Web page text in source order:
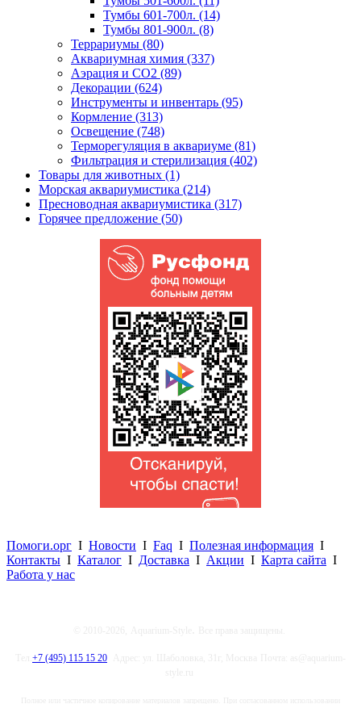
Тумбы 601-700л. (14)
Тумбы 801-900л. (8)
Террариумы (80)
Аквариумная химия (337)
Аэрация и CO2 (89)
Декорации (624)
Инструменты и инвентарь (95)
Кормление (313)
Освещение (748)
Терморегуляция в аквариуме (81)
Фильтрация и стерилизация (402)
Товары для животных (1)
Морская аквариумистика (214)
Пресноводная аквариумистика (317)
Горячее предложение (50)
Помоги.орг I Новости I Faq I Полезная информация I
Контакты I Каталог I Доставка I Акции I Карта сайта I
Работа у нас
+7 (495) 115 15 20